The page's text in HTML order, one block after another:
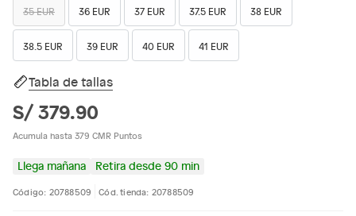
35 EUR 36 EUR 37 EUR 37.5 EUR 38 EUR
38.5 EUR 39 EUR 40 EUR 41 EUR
Tabla de tallas
S/ 379.90
Acumula hasta 379 CMR Puntos
Llega mañana Retira desde 90 min
Código: 20788509 Cód. tienda: 20788509